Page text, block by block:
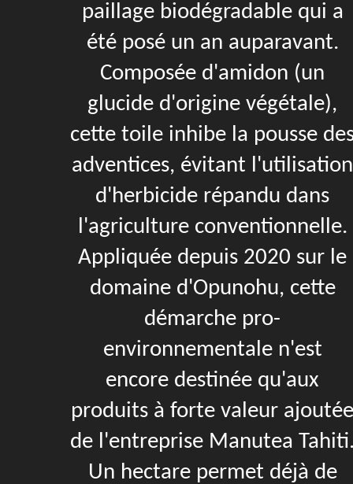
paillage biodégradable qui a
été posé un an auparavant.
Composée d'amidon (un
glucide d'origine végétale),
cette toile inhibe la pousse
adventices, évitant l'utilisation
d'herbicide répandu dans
l'agriculture conventionnelle.
Appliquée depuis 2020 sur le
domaine d'Opunohu, cette
démarche pro-
environnementale n'est
encore destinée qu'aux
produits à forte valeur ajoutée
de l'entreprise Manutea
Un hectare permet déjà de